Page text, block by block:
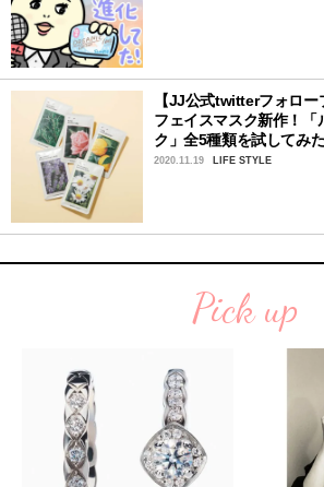
【JJ公式twitterフォロ
フェイスマスク新作！「
ク」全5種類を試してみた
2020.11.19 LIFE STYLE
Pick up